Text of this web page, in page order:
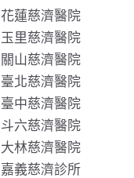
花蓮慈濟醫院
玉里慈濟醫院
關山慈濟醫院
臺北慈濟醫院
臺中慈濟醫院
斗六慈濟醫院
大林慈濟醫院
嘉義慈濟診所